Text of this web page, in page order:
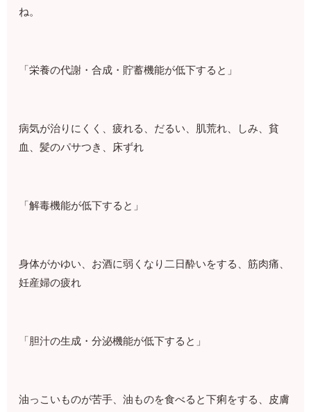
ね。
「栄養の代謝・合成・貯蓄機能が低下すると」
病気が治りにくく、疲れる、だるい、肌荒れ、しみ、貧
血、髪のパサつき、床ずれ
「解毒機能が低下すると」
身体がかゆい、お酒に弱くなり二日酔いをする、筋肉痛、
妊産婦の疲れ
「胆汁の生成・分泌機能が低下すると」
油っこいものが苦手、油ものを食べると下痢をする、皮膚